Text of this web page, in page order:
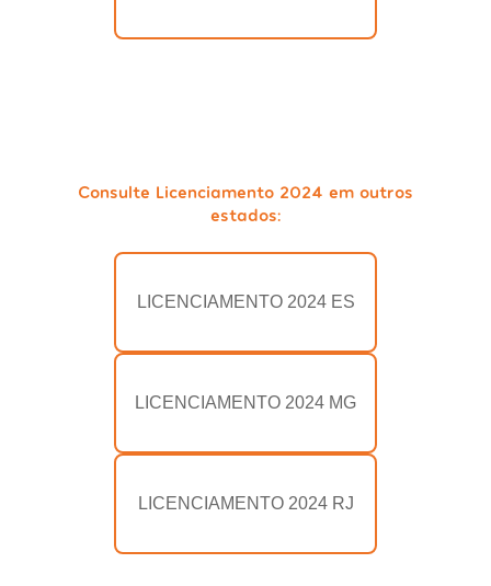
Consulte Licenciamento 2024 em outros
estados:
LICENCIAMENTO 2024 ES
LICENCIAMENTO 2024 MG
LICENCIAMENTO 2024 RJ